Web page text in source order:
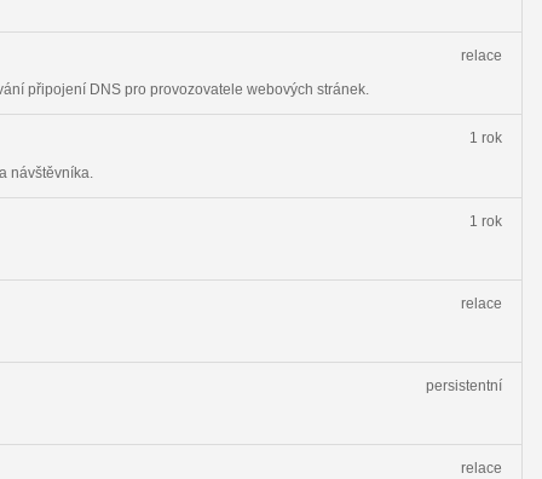
připojení DNS pro provozovatele webových stránek.
relace
návštěvníka.
1 rok
1 rok
relace
persistentní
relace